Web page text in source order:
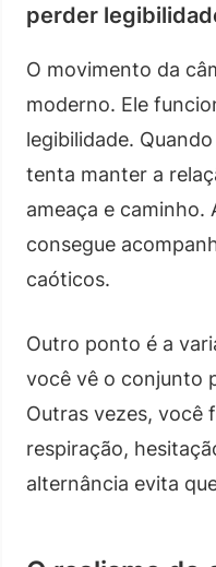
perder
O movimento da
moderno. Ele
legibilidade.
tenta manter a
ameaça e caminho.
consegue
caóticos.
Outro ponto é a
você vê o conjunto
Outras vezes, você
respiração,
alternância evita